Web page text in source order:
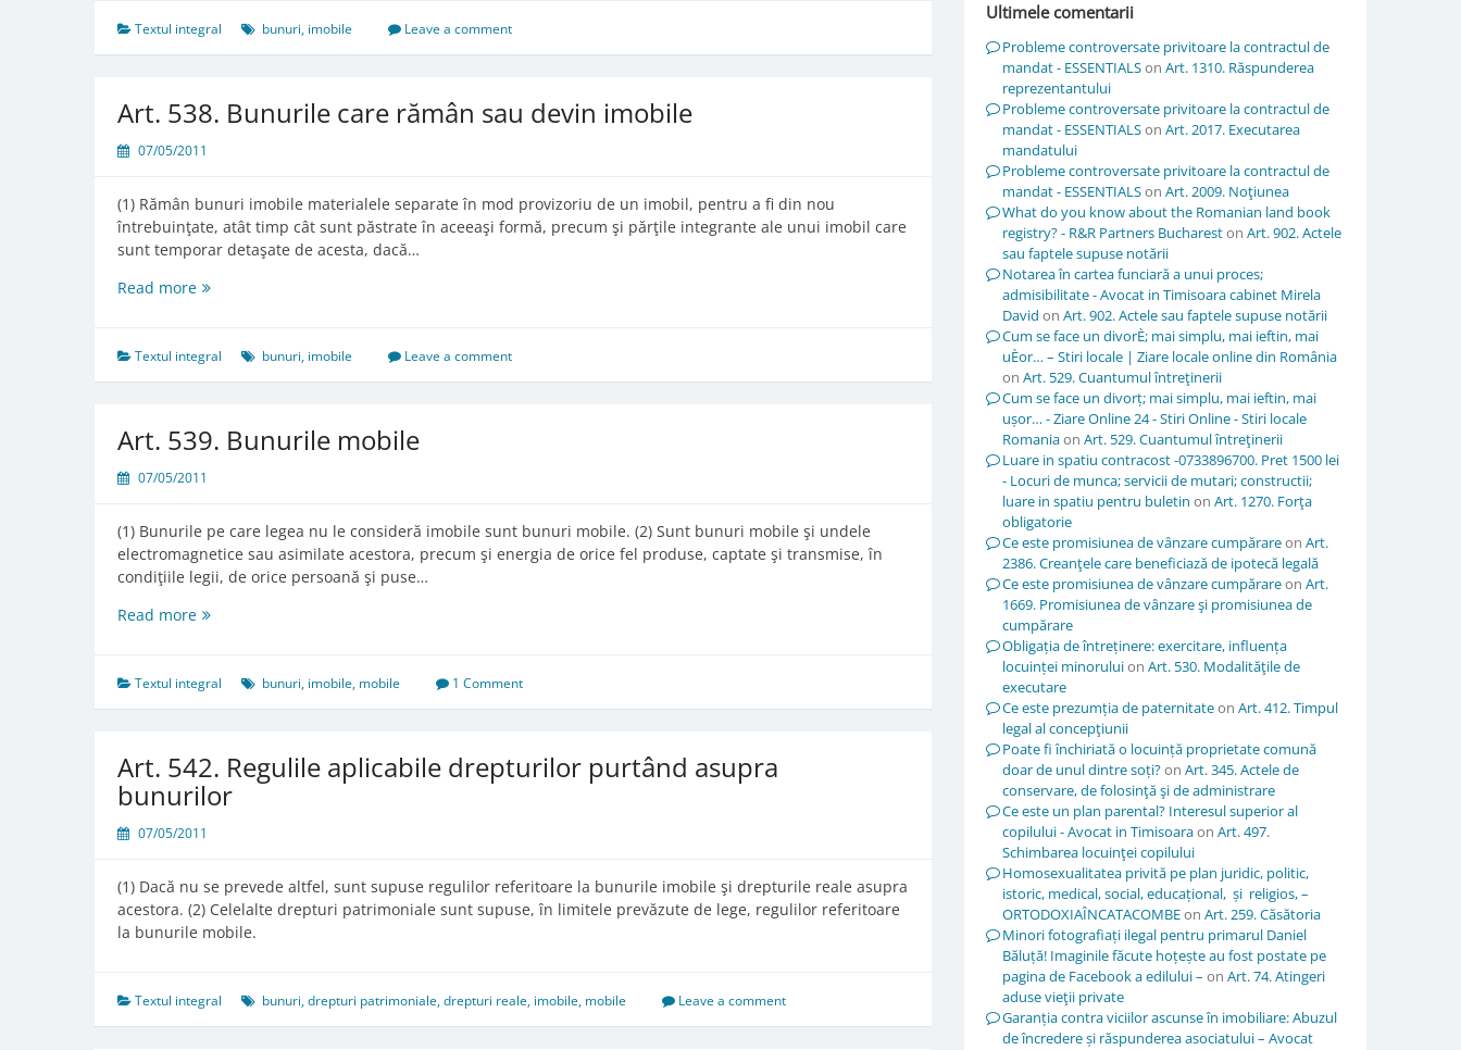
imobile
Textul integral bunuri, imobile Leave a comment
Art. 538. Bunurile care rămân sau devin imobile
07/05/2011
(1) Rămân bunuri imobile materialele separate în mod provizoriu de un imobil, pentru a fi din nou
întrebuinţate, atât timp cât sunt păstrate în aceeaşi formă, precum şi părţile integrante ale unui imobil care
sunt temporar detaşate de acesta, dacă…
Read moreArt.
care
rămân
imobile
Textul integral bunuri, imobile Leave a comment
Art. 539. Bunurile mobile
07/05/2011
(1) Bunurile pe care legea nu le consideră imobile sunt bunuri mobile. (2) Sunt bunuri mobile şi undele
electromagnetice sau asimilate acestora, precum şi energia de orice fel produse, captate şi transmise, în
condiţiile legii, de orice persoană şi puse…
Read moreArt.
mobile
Textul integral bunuri, imobile, mobile 1 Comment
Art. 542. Regulile aplicabile drepturilor purtând asupra
bunurilor
07/05/2011
(1) Dacă nu se prevede altfel, sunt supuse regulilor referitoare la bunurile imobile şi drepturile reale asupra
acestora. (2) Celelalte drepturi patrimoniale sunt supuse, în limitele prevăzute de lege, regulilor referitoare
la bunurile mobile.
Textul integral bunuri,drepturi patrimoniale,drepturi reale, imobile, mobile Leave a comment
Ultimele comentarii
Probleme controversate privitoare la contractul de
mandat - ESSENTIALSon Art. 1310. Răspunderea
reprezentantului
Probleme controversate privitoare la contractul de
mandat - ESSENTIALSon Art. 2017. Executarea
mandatului
Probleme controversate privitoare la contractul de
mandat - ESSENTIALSon Art. 2009. Noţiunea
What do you know about the Romanian land book
registry? - R&R Partners Buchareston Art. 902. Actele
sau faptele supuse notării
Notarea în cartea funciară a unui proces;
admisibilitate - Avocat in Timisoara cabinet Mirela
David on Art. 902. Actele sau faptele supuse notării
Cum se face un divorÈ; mai simplu, mai ieftin, mai
uÈor… – Stiri locale | Ziare locale online din România
on Art. 529. Cuantumul întreţinerii
Cum se face un divorț; mai simplu, mai ieftin, mai
ușor… - Ziare Online 24 - Stiri Online - Stiri locale
Romaniaon Art. 529. Cuantumul întreţinerii
Luare in spatiu contracost -0733896700. Pret 1500 lei
- Locuri de munca; servicii de mutari; constructii;
luare in spatiu pentru buletin on Art. 1270. Forţa
obligatorie
Ce este promisiunea de vânzare cumpărareon Art.
2386. Creanţele care beneficiază de ipotecă legală
Ce este promisiunea de vânzare cumpărareon Art.
1669. Promisiunea de vânzare şi promisiunea de
cumpărare
Obligația de întreținere: exercitare, influența
locuinței minoruluion Art. 530. Modalităţile de
executare
Ce este prezumția de paternitateon Art. 412. Timpul
legal al concepţiunii
Poate fi închiriată o locuință proprietate comună
doar de unul dintre soți?on Art. 345. Actele de
conservare, de folosinţă şi de administrare
Ce este un plan parental? Interesul superior al
copilului - Avocat in Timisoaraon Art. 497.
Schimbarea locuinţei copilului
Homosexualitatea privită pe plan juridic, politic,
istoric, medical, social, educațional, și religios, –
ORTODOXIAÎNCATACOMBEon Art. 259. Căsătoria
Minori fotografiați ilegal pentru primarul Daniel
Băluță! Imaginile făcute hoțește au fost postate pe
pagina de Facebook a edilului – on Art. 74. Atingeri
aduse vieţii private
Garanția contra viciilor ascunse în imobiliare: Abuzul
de încredere și răspunderea asociatului – Avocat